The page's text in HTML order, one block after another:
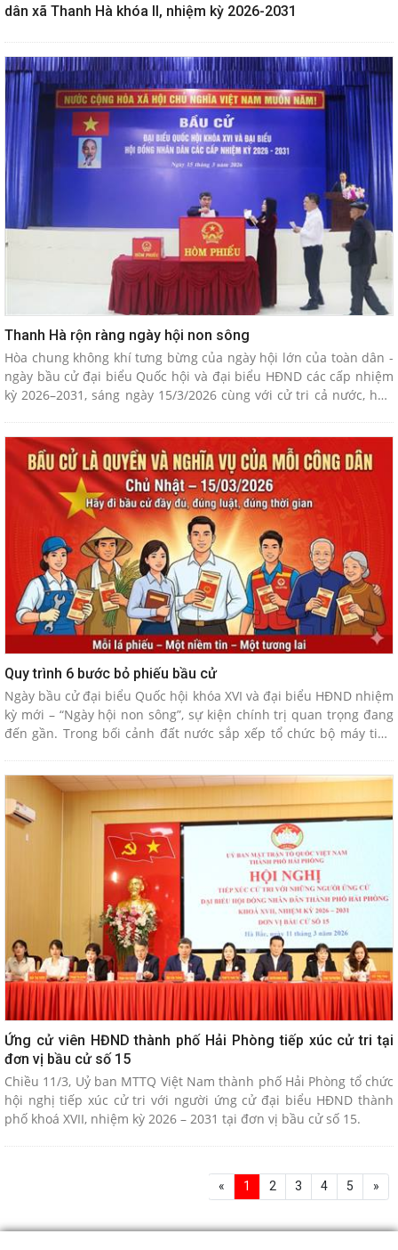
dân xã Thanh Hà khóa II, nhiệm kỳ 2026-2031
Thanh Hà rộn ràng ngày hội non sông
Hòa chung không khí tưng bừng của ngày hội lớn của toàn dân -
ngày bầu cử đại biểu Quốc hội và đại biểu HĐND các cấp nhiệm
kỳ 2026–2031, sáng ngày 15/3/2026 cùng với cử tri cả nước, hơn
Quốc hội và đại biểu Hội đồng nhân dân các cấp nhiệm kỳ 2026 –
2031.
Quy trình 6 bước bỏ phiếu bầu cử
Ngày bầu cử đại biểu Quốc hội khóa XVI và đại biểu HĐND nhiệm
kỳ mới – “Ngày hội non sông”, sự kiện chính trị quan trọng đang
đến gần. Trong bối cảnh đất nước sắp xếp tổ chức bộ máy tinh
cầu nâng cao chất lượng đại biểu dân cử càng được đặt ra rõ nét
hơn. Để cuộc bầu cử diễn ra dân chủ, đúng pháp luật, mỗi cử tri
cần nắm rõ quy trình bỏ phiếu như sau:
Ứng cử viên HĐND thành phố Hải Phòng tiếp xúc cử tri tại
đơn vị bầu cử số 15
Chiều 11/3, Uỷ ban MTTQ Việt Nam thành phố Hải Phòng tổ chức
hội nghị tiếp xúc cử tri với người ứng cử đại biểu HĐND thành
phố khoá XVII, nhiệm kỳ 2026 – 2031 tại đơn vị bầu cử số 15.
« 1 2 3 4 5 »